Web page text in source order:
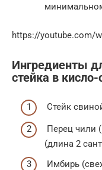
https://youtube.com/
Ингредиенты
стейка в
Стейк
Перец чили
(длина 2
Имбирь